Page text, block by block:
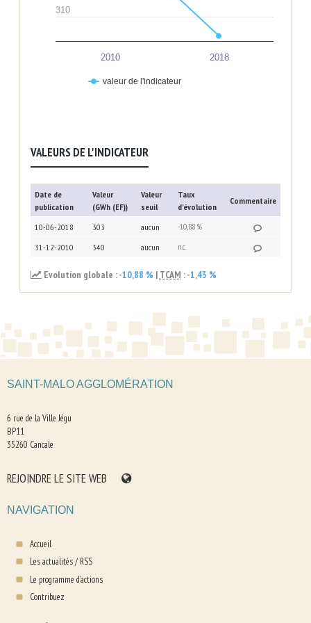
2010 2018
valeur de l'indicateur
310
VALEURS DE L'INDICATEUR
Date de
publication
Valeur
(GWh (EF))
Valeur
seuil
Taux
d'évolution
Commentaire
10-06-2018 303 aucun -10,88 %
31-12-2010 340 aucun n.c.
Evolution globale :-10,88 % | TCAM :-1,43 %
SAINT-MALO AGGLOMÉRATION
6 rue de la Ville Jégu
BP11
35260 Cancale
REJOINDRE LE SITE WEB
NAVIGATION
Accueil
Les actualités/ RSS
Le programme d'actions
Contribuez